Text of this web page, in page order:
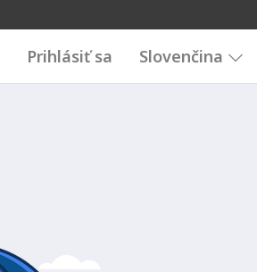
Prihlásiť sa Slovenčina